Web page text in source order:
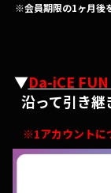
※会員期限の1ヶ月後
▼Da-iCE
沿って引き
※1アカウントに